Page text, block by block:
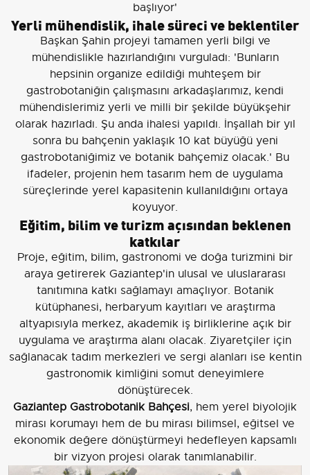
başlıyor'
Yerli mühendislik, ihale süreci ve beklentiler
Başkan Şahin projeyi tamamen yerli bilgi ve
mühendislikle hazırlandığını vurguladı: 'Bunların
hepsinin organize edildiği muhteşem bir
gastrobotaniğin çalışmasını arkadaşlarımız, kendi
mühendislerimiz yerli ve milli bir şekilde büyükşehir
olarak hazırladı. Şu anda ihalesi yapıldı. İnşallah bir yıl
sonra bu bahçenin yaklaşık 10 kat büyüğü yeni
gastrobotaniğimiz ve botanik bahçemiz olacak.' Bu
ifadeler, projenin hem tasarım hem de uygulama
süreçlerinde yerel kapasitenin kullanıldığını ortaya
koyuyor.
Eğitim, bilim ve turizm açısından beklenen
katkılar
Proje, eğitim, bilim, gastronomi ve doğa turizmini bir
araya getirerek Gaziantep'in ulusal ve uluslararası
tanıtımına katkı sağlamayı amaçlıyor. Botanik
kütüphanesi, herbaryum kayıtları ve araştırma
altyapısıyla merkez, akademik iş birliklerine açık bir
uygulama ve araştırma alanı olacak. Ziyaretçiler için
sağlanacak tadım merkezleri ve sergi alanları ise kentin
gastronomik kimliğini somut deneyimlere
dönüştürecek.
Gaziantep Gastrobotanik Bahçesi, hem yerel biyolojik
mirası korumayı hem de bu mirası bilimsel, eğitsel ve
ekonomik değere dönüştürmeyi hedefleyen kapsamlı
bir vizyon projesi olarak tanımlanabilir.